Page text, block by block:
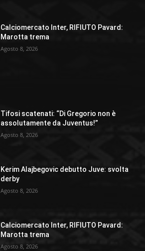
Calciomercato Inter, RIFIUTO Pavard:
Marotta trema
Agosto 8, 2026
Tifosi scatenati: “Di Gregorio non è
assolutamente da Juventus!”
Agosto 8, 2026
Kerim Alajbegovic debutto Juve: svolta
derby
Agosto 8, 2026
Calciomercato Inter, RIFIUTO Pavard:
Marotta trema
Agosto 8, 2026